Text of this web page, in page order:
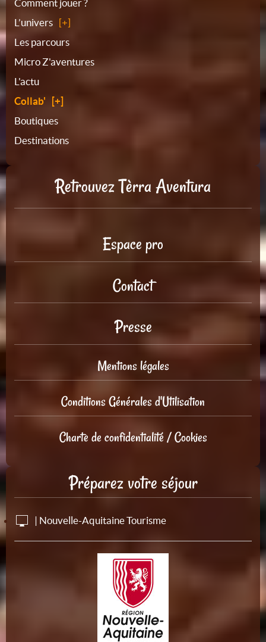
Plan
du
site
Comment jouer ?
L’univers
Les parcours
Micro Z'aventures
L'actu
Collab'
Boutiques
Destinations
Retrouvez Tèrra Aventura
Espace pro
Contact
Presse
Mentions légales
Conditions Générales d'Utilisation
Charte de confidentialité / Cookies
Préparez votre séjour
| Nouvelle-Aquitaine Tourisme